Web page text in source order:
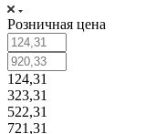
Розничная цена
124,31
323,31
522,31
721,31